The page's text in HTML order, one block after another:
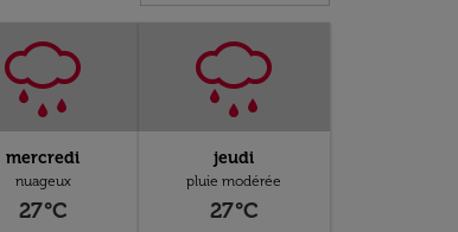
mercredi
nuageux
27°C
jeudi
pluie modérée
27°C